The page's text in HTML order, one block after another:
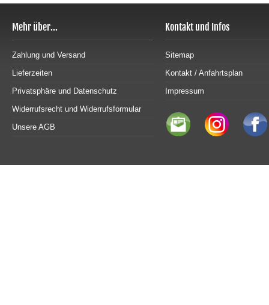
Mehr über...
Zahlung und Versand
Lieferzeiten
Privatsphäre und Datenschutz
Widerrufsrecht und Widerrufsformular
Unsere AGB
Kontakt und Infos
Sitemap
Kontakt / Anfahrtsplan
Impressum